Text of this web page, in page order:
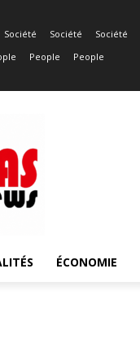
Société Société Société
People People
ÉCONOMIE